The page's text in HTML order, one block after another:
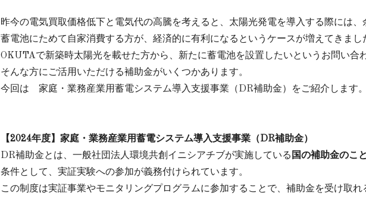
昨今の電気買取価格低下と電気代の高騰を考えると、太陽光発電を導入する際には、
蓄電池にためて自家消費する方が、経済的に有利 になるというケースが増えてきまし
OKUTAで新築時太陽光を載せた方から、新たに蓄電池を設置 したいというお問い合
そんな方にご活用いただける補助金がいくつかあります。
今回は 家庭・業務産業用蓄電システム導入支援事業（DR補助金）をご紹介します。
【2024年度】家庭・業務産業用蓄電システム導入支援事業（DR補助金）
DR補助金とは、 一般社団法人環境共創イニシアチブが実施している 国の補助金のこ
条件として、実証実験への参加が義務付けられています。
この制度は実証事業やモニタリングプログラムに参加することで、補助金を受け取れ